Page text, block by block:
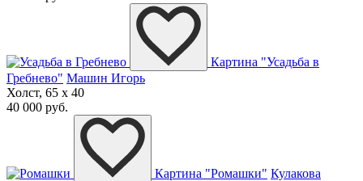
Картина "Усадьба в
Гребнево" Машин Игорь
Холст, 65 x 40
40 000 руб.
Картина "Ромашки" Кулакова